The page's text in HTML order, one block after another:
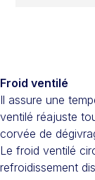
Froid ventilé
Il assure une
ventilé réajuste
corvée de
Le froid ventilé
refroidissement